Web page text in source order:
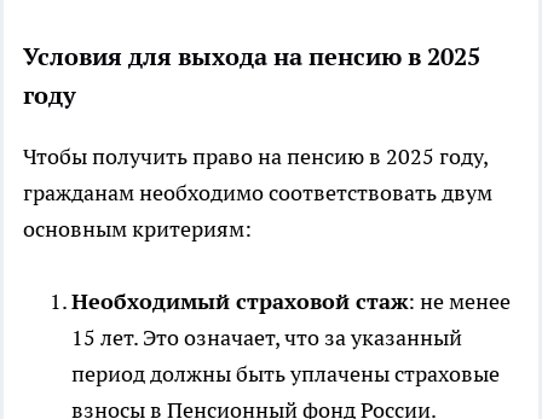
Условия для выхода на пенсию в 2025
году
Чтобы получить право на пенсию в 2025 году,
гражданам необходимо соответствовать двум
основным критериям:
Необходимый страховой стаж: не менее
15 лет. Это означает, что за указанный
период должны быть уплачены страховые
взносы в Пенсионный фонд России.